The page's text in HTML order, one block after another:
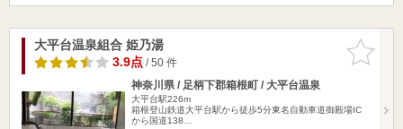
お気に入
りに追加
大平台温泉組合 姫乃湯
3.9点/ 50 件
神奈川県 / 足柄下郡箱根町 / 大平台温泉
大平台駅226m
箱根登山鉄道大平台駅から徒歩5分東名自動車道御殿場IC
から国道138…